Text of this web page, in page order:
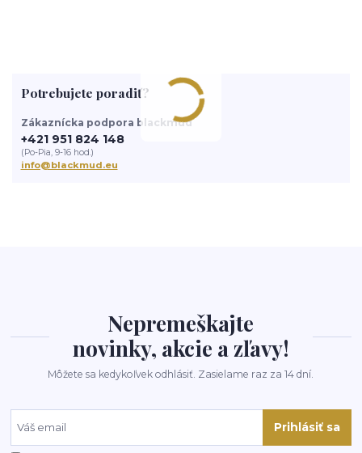
Potrebujete poradiť?
Zákaznícka podpora blackmud
+421 951 824 148
(Po-Pia, 9-16 hod.)
info@blackmud.eu
Nepremeškajte
novinky, akcie a zľavy!
Môžete sa kedykoľvek odhlásiť. Zasielame raz za 14 dní.
Prihlásiť sa